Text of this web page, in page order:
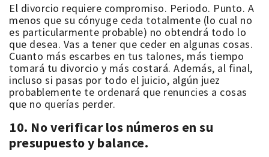
El divorcio requiere compromiso. Periodo. Punto. A
menos que su cónyuge ceda totalmente (lo cual no
es particularmente probable) no obtendrá todo lo
que desea. Vas a tener que ceder en algunas cosas.
Cuanto más escarbes en tus talones, más tiempo
tomará tu divorcio y más costará. Además, al final,
incluso si pasas por todo el juicio, algún juez
probablemente te ordenará que renuncies a cosas
que no querías perder.
10. No verificar los números en su
presupuesto y balance.